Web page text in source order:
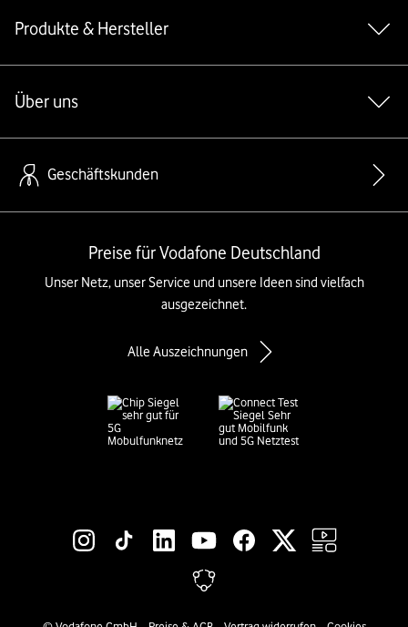
Produkte & Hersteller
Über uns
Geschäftskunden
Preise für Vodafone Deutschland
Unser Netz, unser Service und unsere Ideen sind vielfach
ausgezeichnet.
Alle Auszeichnungen